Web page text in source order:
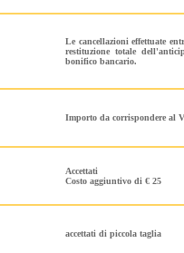
Le cancellazioni effettuate
restituzione totale
bonifico bancario.
Importo da corrispondere al
Accettati
Costo aggiuntivo di € 25
accettati di piccola taglia